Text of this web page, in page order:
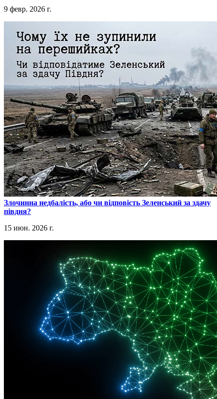
9 февр. 2026 г.
​Злочинна недбалість, або чи відповість Зеленський за здачу
півдня?
15 июн. 2026 г.